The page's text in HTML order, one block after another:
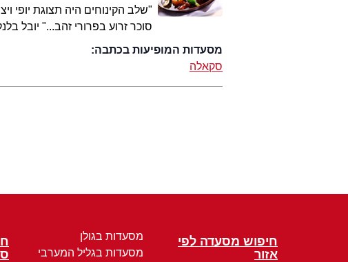
"שלב הקינוחים היה תצוגת יופי
סוכר זרוע בפרורי זהב..." יובל
מסעדות המופיעות בכתבה:
סקאלה
חיפוש מסעדה לפי
אזור
מסעדות בגולן
מסעדות בגליל המערבי